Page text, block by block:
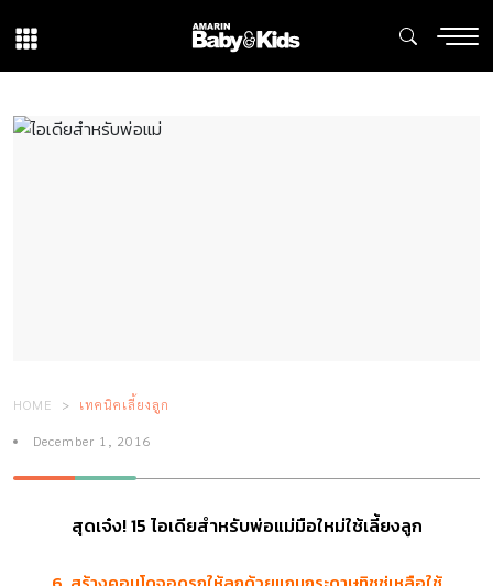
HOME เทคนิคเลี้ยงลูก
December 1, 2016
สุดเจ๋ง! 15 ไอเดียสำหรับพ่อแม่มือใหม่ใช้เลี้ยงลูก